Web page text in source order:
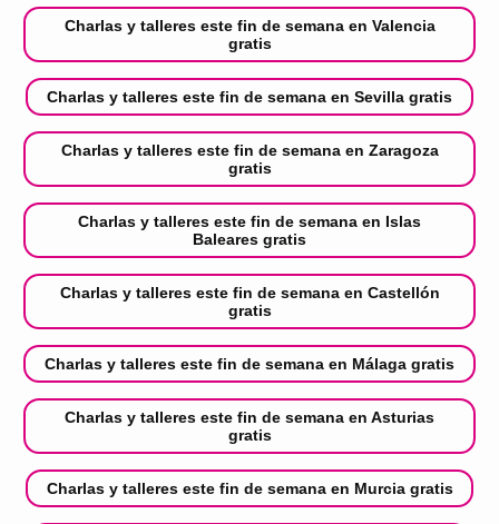
Charlas y talleres este fin de semana en Valencia
gratis
Charlas y talleres este fin de semana en Sevilla gratis
Charlas y talleres este fin de semana en Zaragoza
gratis
Charlas y talleres este fin de semana en Islas
Baleares gratis
Charlas y talleres este fin de semana en Castellón
gratis
Charlas y talleres este fin de semana en Málaga gratis
Charlas y talleres este fin de semana en Asturias
gratis
Charlas y talleres este fin de semana en Murcia gratis